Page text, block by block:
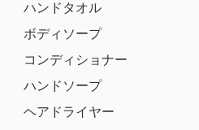
ハンドタオル
ボディソープ
コンディショナー
ハンドソープ
ヘアドライヤー